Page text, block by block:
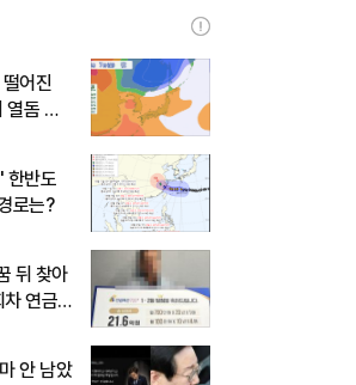
어진
열돔 박
한반도
로는?
뒤 찾아
연금
안 남았